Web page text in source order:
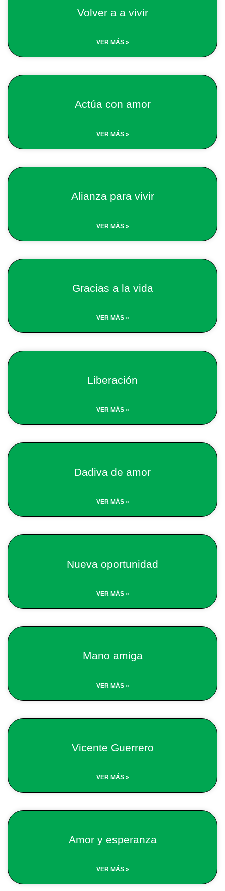
Volver a a vivir
VER MÁS »
Actúa con amor
VER MÁS »
Alianza para vivir
VER MÁS »
Gracias a la vida
VER MÁS »
Liberación
VER MÁS »
Dadiva de amor
VER MÁS »
Nueva oportunidad
VER MÁS »
Mano amiga
VER MÁS »
Vicente Guerrero
VER MÁS »
Amor y esperanza
VER MÁS »